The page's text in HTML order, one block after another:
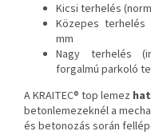
Kicsi terhelés
Közepes
mm
Nagy terhelés
forgalmú parkoló
A KRAITEC® top lemez
betonlemezeknél a
és betonozás során